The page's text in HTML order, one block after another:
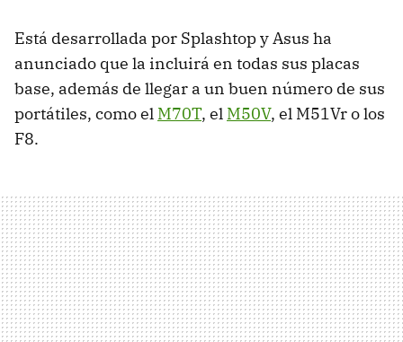
Está desarrollada por Splashtop y Asus ha
anunciado que la incluirá en todas sus placas
base, además de llegar a un buen número de sus
portátiles, como el M70T, el M50V, el M51Vr o los
F8.